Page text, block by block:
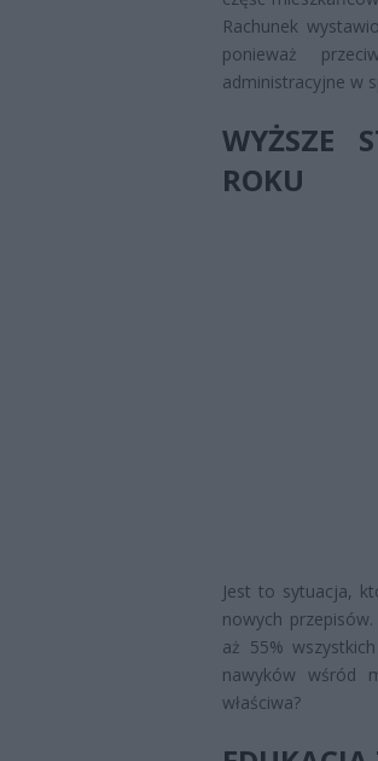
Rachunek
ponieważ
administracyjne w
WYŻSZE
ROKU
Jest to sytuacja,
nowych
aż 55%
nawyków wśród
właściwa?